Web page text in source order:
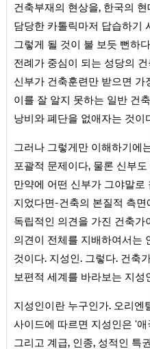
건축부재의 현상을, 한국의
담당한 카톨릭마저 답습하기
그렇게 될 것이 불 보듯 뻔하
전례가 중심이 되는 성당의
신부가 건축훈련만 받으면 가
이를 잘 알지 못하는 일반 건
낭비와 폐단을 없애자는 것이
그러나 그렇게만 이해하기에
포괄적 문제이다, 물론 신부
만약에 어떤 신부가 그야말로
지었다면-건축의 본질적 측
독립적인 의견을 가진 건축가
의견이 전체를 지배하여서는
것이다. 지성인. 그렇다. 건축
보편적 세계를 바라보는 지성
지성인이란 누구인가. 오리엔
사이드에 따르면 지성인은 ‘
그리고 계급, 인종, 성적인 특